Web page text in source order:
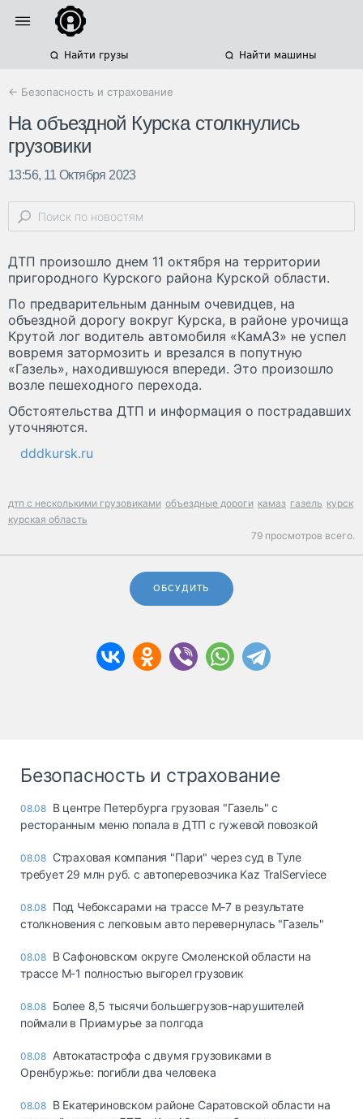
Найти грузы Найти машины
← Безопасность и страхование
На объездной Курска столкнулись
грузовики
13:56, 11 Октября 2023
ДТП произошло днем 11 октября на территории
пригородного Курского района Курской области.
По предварительным данным очевидцев, на
объездной дорогу вокруг Курска, в районе урочища
Крутой лог водитель автомобиля «КамАЗ» не успел
вовремя затормозить и врезался в попутную
«Газель», находившуюся впереди. Это произошло
возле пешеходного перехода.
Обстоятельства ДТП и информация о пострадавших
уточняются.
dddkursk.ru
дтп с несколькими грузовиками объездные дороги камаз газель курск
курская область
79 просмотров всего.
ОБСУДИТЬ
Безопасность и страхование
08.08 В центре Петербурга грузовая "Газель" с
ресторанным меню попала в ДТП с гужевой повозкой
08.08 Страховая компания "Пари" через суд в Туле
требует 29 млн руб. с автоперевозчика Kaz TralServiece
08.08 Под Чебоксарами на трассе М-7 в результате
столкновения с легковым авто перевернулась "Газель"
08.08 В Сафоновском округе Смоленской области на
трассе М-1 полностью выгорел грузовик
08.08 Более 8,5 тысячи большегрузов-нарушителей
поймали в Приамурье за полгода
08.08 Автокатастрофа с двумя грузовиками в
Оренбуржье: погибли два человека
08.08 В Екатериновском районе Саратовской области на